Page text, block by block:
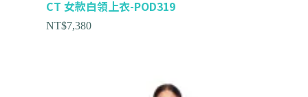
CT 女款白領上衣-POD319
NT$7,380